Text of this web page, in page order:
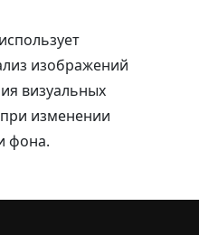
изображений
визуальных
изменении
фона.